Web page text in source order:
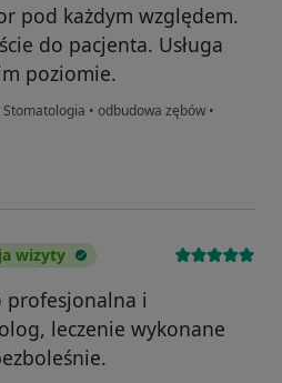
pod każdym względem.
do pacjenta. Usługa
poziomie.
Stomatologia • odbudowa zębów •
wizyty
profesjonalna i
leczenie wykonane